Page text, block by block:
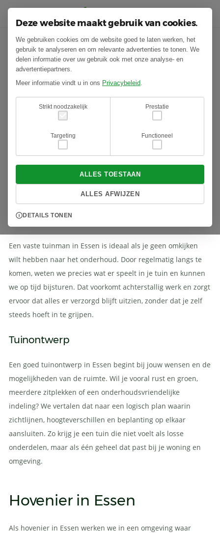
Het gemak van een tuinman
Een vaste tuinman in Essen is ideaal als je geen omkijken
wilt hebben naar het onderhoud. Door regelmatig langs te
komen, weten we precies wat er speelt in je tuin en kunnen
we op tijd bijsturen. Dat voorkomt achterstallig werk en zorgt
ervoor dat alles er verzorgd blijft uitzien, zonder dat je zelf
steeds hoeft in te grijpen.
Tuinontwerp
Een goed tuinontwerp in Essen begint bij jouw wensen en de
mogelijkheden van de ruimte. Wil je vooral rust en groen,
meerdere zitplekken of een onderhoudsvriendelijke
indeling? We vertalen dat naar een logisch plan waarin
zichtlijnen, hoogteverschillen en beplanting op elkaar
aansluiten. Zo krijg je een tuin die niet voelt als losse
onderdelen, maar als één geheel dat past bij je woning en
omgeving.
Hovenier in Essen
Als hovenier in Essen werken we in een omgeving waar
Deze website maakt gebruik van cookies.
We gebruiken cookies om de website goed te laten werken, het
gebruik te analyseren en om relevante advertenties te tonen. We
delen informatie over uw gebruik ook met onze analyse- en
advertentiepartners.
Meer informatie vindt u in ons Privacybeleid.
Strikt noodzakelijk Prestatie
Targeting Functioneel
ALLES TOESTAAN
ALLES AFWIJZEN
DETAILS TONEN